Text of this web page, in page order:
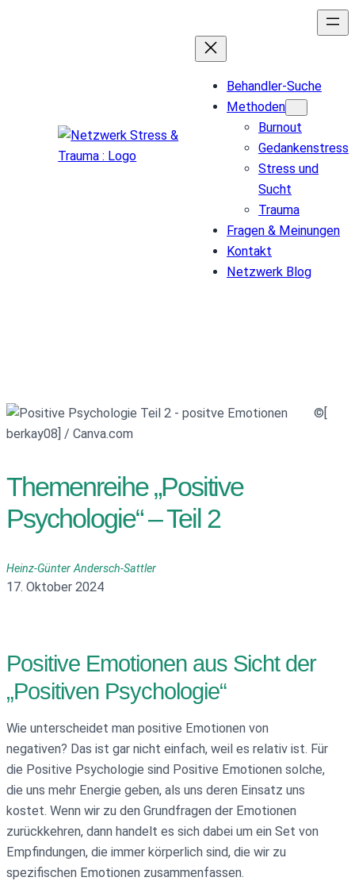
Behandler-Suche
Methoden
Burnout
Gedankenstress
Stress und
Sucht
Trauma
Fragen & Meinungen
Kontakt
Netzwerk Blog
©[
berkay08] / Canva.com
Themenreihe „Positive
Psychologie“ – Teil 2
Heinz-Günter Andersch-Sattler
17. Oktober 2024
Positive Emotionen aus Sicht der
„Positiven Psychologie“
Wie unterscheidet man positive Emotionen von
negativen? Das ist gar nicht einfach, weil es relativ ist. Für
die Positive Psychologie sind Positive Emotionen solche,
die uns mehr Energie geben, als uns deren Einsatz uns
kostet. Wenn wir zu den Grundfragen der Emotionen
zurückkehren, dann handelt es sich dabei um ein Set von
Empfindungen, die immer körperlich sind, die wir zu
spezifischen Emotionen zusammenfassen.